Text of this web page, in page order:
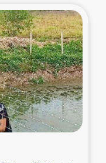
・リサイクル・プロ
る食品加工事業